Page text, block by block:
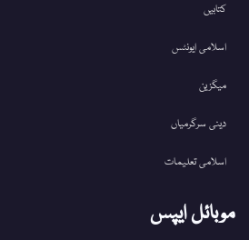
کتابیں
اسلامی ایونٹس
میگزین
دینی سرگرمیاں
اسلامی تعلیمات
موبائل ایپس